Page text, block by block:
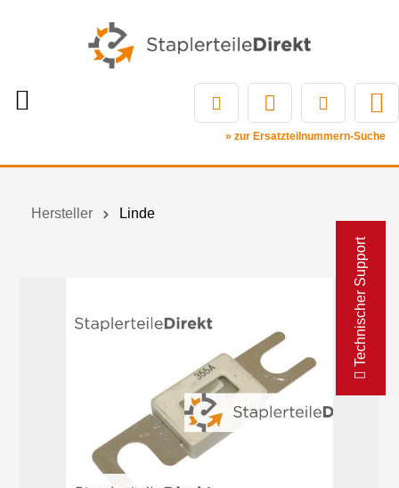
Technischer Support
» zur Ersatzteilnummern-Suche
Hersteller Linde